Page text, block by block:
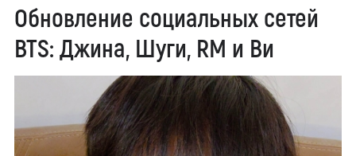
Обновление социальных сетей
BTS: Джина, Шуги, RM и Ви